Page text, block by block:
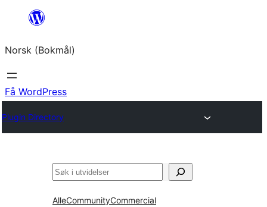
Hopp
innhold
Norsk (Bokmål)
Få WordPress
Plugin Directory
Søk
AlleCommunityCommercial